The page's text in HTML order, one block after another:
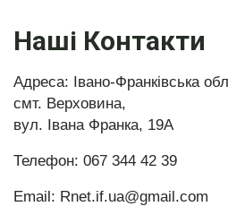
Наші Контакти
Адреса: Івано-Франківська
смт. Верховина,
вул. Івана Франка, 19А
Телефон: 067 344 42 39
Email: Rnet.if.ua@gmail.com